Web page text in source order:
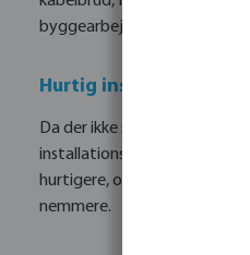
byggearbejder undgås.
Hurtig installation
Da der ikke skal lægges kabler,
installationstiden betydeligt.
hurtigere, og eksisterende
nemmere.